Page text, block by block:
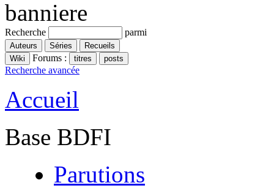
Recherche parmi
Forums :
Recherche avancée
Accueil
Base BDFI
Parutions